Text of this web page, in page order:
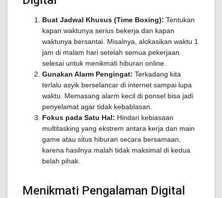
Buat Jadwal Khusus (Time Boxing): Tentukan
kapan waktunya serius bekerja dan kapan
waktunya bersantai. Misalnya, alokasikan waktu 1
jam di malam hari setelah semua pekerjaan
selesai untuk menikmati hiburan online.
Gunakan Alarm Pengingat: Terkadang kita
terlalu asyik berselancar di internet sampai lupa
waktu. Memasang alarm kecil di ponsel bisa jadi
penyelamat agar tidak kebablasan.
Fokus pada Satu Hal: Hindari kebiasaan
multitasking yang ekstrem antara kerja dan main
game atau situs hiburan secara bersamaan,
karena hasilnya malah tidak maksimal di kedua
belah pihak.
Menikmati Pengalaman Digital